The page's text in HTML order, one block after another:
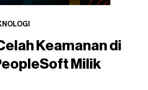
Keamanan di
Milik